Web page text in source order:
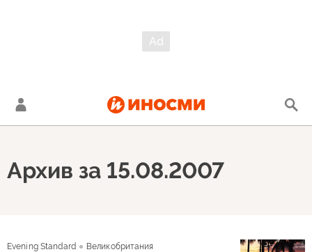
Архив за 15.08.2007
Evening Standard Великобритания